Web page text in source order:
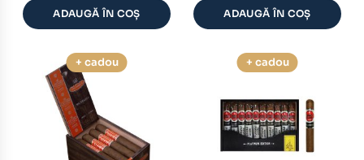
ADAUGĂ ÎN COȘ ADAUGĂ ÎN COȘ
+ cadou + cadou